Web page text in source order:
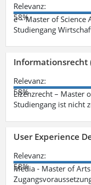
Relevanz:
58%
e – Master of
Studiengang
Informationsrecht
Relevanz:
58%
Lizenzrecht – Master
Studiengang ist nicht
User Experience
Relevanz:
58%
Media - Master of